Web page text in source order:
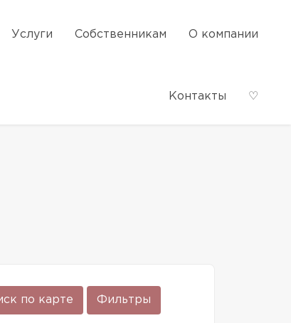
Услуги Собственникам О компании
Контакты ♡
по карте Фильтры